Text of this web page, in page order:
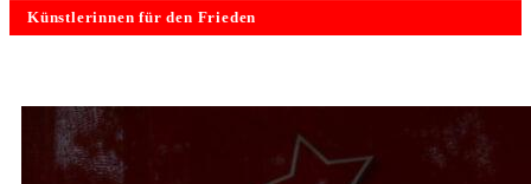
Künstlerinnen für den Frieden